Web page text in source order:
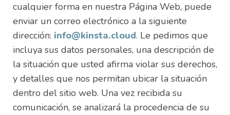
cualquier forma en nuestra Página Web, puede
enviar un correo electrónico a la siguiente
dirección: info@kinsta.cloud. Le pedimos que
incluya sus datos personales, una descripción de
la situación que usted afirma violar sus derechos,
y detalles que nos permitan ubicar la situación
dentro del sitio web. Una vez recibida su
comunicación, se analizará la procedencia de su